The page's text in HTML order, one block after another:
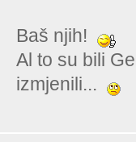
Baš njih!
Al to su bili
izmjenili...